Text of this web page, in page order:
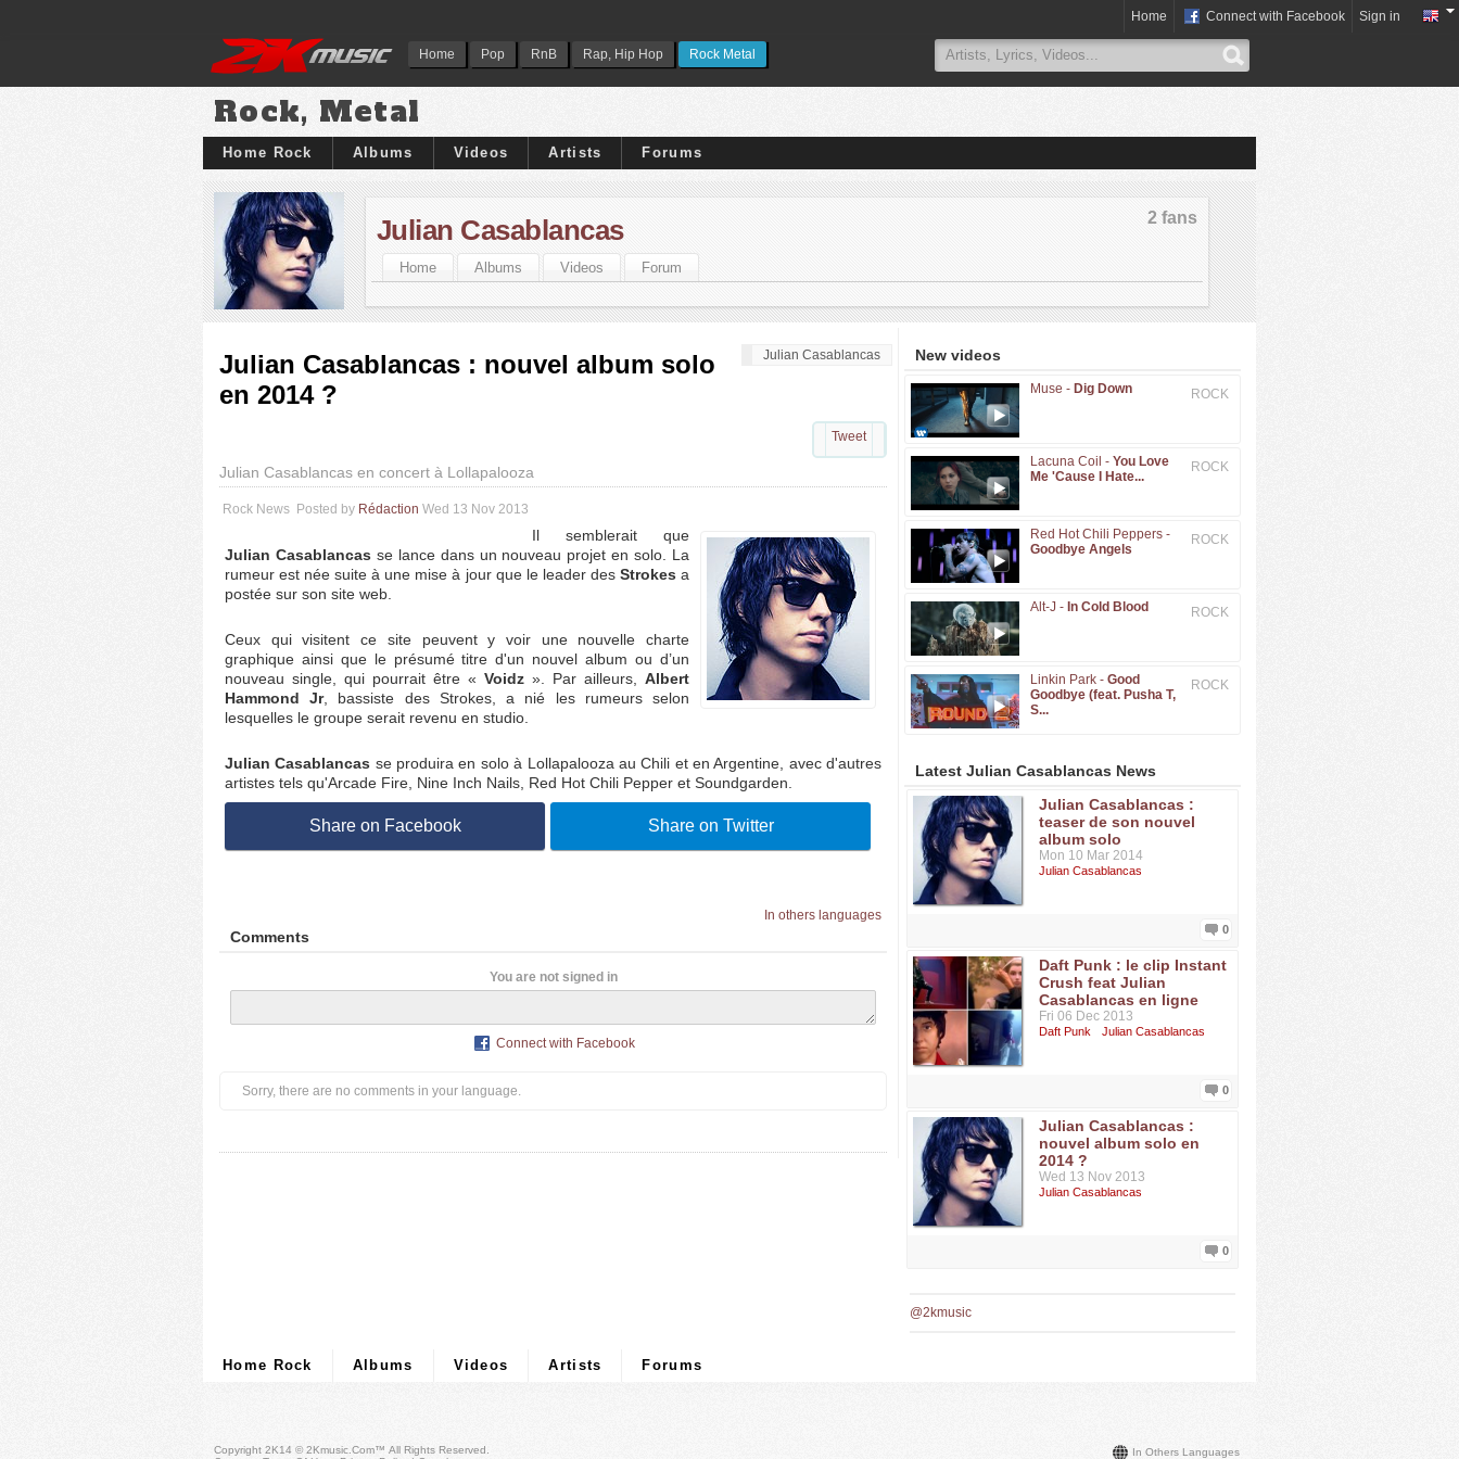
Home Pop RnB Rap, Hip Hop Rock Metal
Home Connect with Facebook Sign in
Rock, Metal
Home Rock Albums Videos Artists Forums
2 fans
Julian Casablancas
Home Albums Videos Forum
Julian Casablancas
Julian Casablancas : nouvel album solo
en 2014 ?
Tweet
Julian Casablancas en concert à Lollapalooza
Rock News Posted by Rédaction Wed 13 Nov 2013
Il semblerait que
Julian Casablancas se lance dans un nouveau projet en solo. La
rumeur est née suite à une mise à jour que le leader des Strokes a
postée sur son site web.
Ceux qui visitent ce site peuvent y voir une nouvelle charte
graphique ainsi que le présumé titre d'un nouvel album ou d’un
nouveau single, qui pourrait être « Voidz ». Par ailleurs, Albert
Hammond Jr, bassiste des Strokes, a nié les rumeurs selon
lesquelles le groupe serait revenu en studio.
Julian Casablancas se produira en solo à Lollapalooza au Chili et en Argentine, avec d'autres
artistes tels qu'Arcade Fire, Nine Inch Nails, Red Hot Chili Pepper et Soundgarden.
Share on Facebook Share on Twitter
In others languages
Comments
You are not signed in
Connect with Facebook
Sorry, there are no comments in your language.
New videos
ROCK
Muse - Dig Down
ROCK
Lacuna Coil - You Love
Me 'Cause I Hate...
ROCK
Red Hot Chili Peppers -
Goodbye Angels
ROCK
Alt-J - In Cold Blood
ROCK
Linkin Park - Good
Goodbye (feat. Pusha T,
S...
Latest Julian Casablancas News
Julian Casablancas :
teaser de son nouvel
album solo
Mon 10 Mar 2014
Julian Casablancas
0
Daft Punk : le clip Instant
Crush feat Julian
Casablancas en ligne
Fri 06 Dec 2013
Daft Punk Julian Casablancas
0
Julian Casablancas :
nouvel album solo en
2014 ?
Wed 13 Nov 2013
Julian Casablancas
0
@2kmusic
Home Rock Albums Videos Artists Forums
In Others Languages
Copyright 2K14 © 2Kmusic.com™ All Rights Reserved